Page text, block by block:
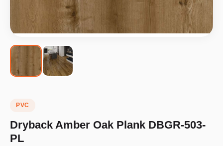
PVC
Dryback Amber Oak Plank DBGR-503-
PL